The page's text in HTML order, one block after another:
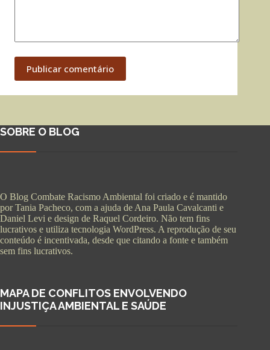
Publicar comentário
SOBRE O BLOG
O Blog Combate Racismo Ambiental foi criado e é mantido
por Tania Pacheco, com a ajuda de Ana Paula Cavalcanti e
Daniel Levi e design de Raquel Cordeiro. Não tem fins
lucrativos e utiliza tecnologia WordPress. A reprodução de seu
conteúdo é incentivada, desde que citando a fonte e também
sem fins lucrativos.
MAPA DE CONFLITOS ENVOLVENDO
INJUSTIÇA AMBIENTAL E SAÚDE